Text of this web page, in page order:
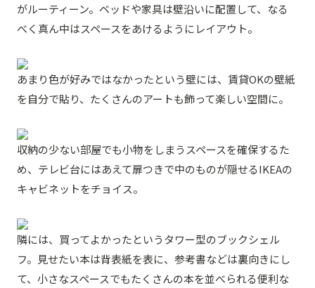
がルーティーン。ベッドや家具は壁沿いに配置して、なる
べく真ん中はスペースをあけるようにレイアウト。
あまり色が好みではなかったという壁には、賃貸OKの壁紙
を自分で貼り、たくさんのアートも飾って楽しい空間に。
収納の少ない部屋でも小物をしまうスペースを確保するた
め、テレビ台にはあえて扉つきで中のものが隠せるIKEAの
キャビネットをチョイス。
隣には、買ってよかったというタワー型のブックシェル
フ。見せたい本は背表紙を表に、参考書などは裏向きにし
て、小さなスペースでもたくさんの本を並べられる便利な